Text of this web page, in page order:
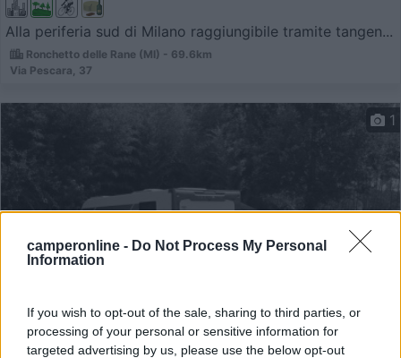
camperonline - Do Not Process My Personal
Information
If you wish to opt-out of the sale, sharing to third parties, or
processing of your personal or sensitive information for
targeted advertising by us, please use the below opt-out
Alla periferia sud di Milano raggiungibile tramite tangen...
Ronchetto delle Rane (MI) - 69.6km
Via Pescara, 37
Area di sosta (AA)
1